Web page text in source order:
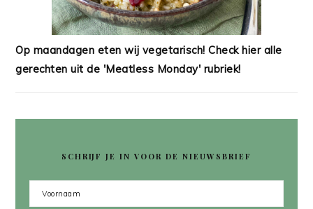
Op maandagen eten wij vegetarisch! Check hier alle
gerechten uit de 'Meatless Monday' rubriek!
SCHRIJF JE IN VOOR DE NIEUWSBRIEF